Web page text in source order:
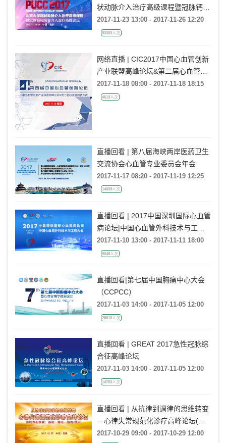
状动脉介入治疗高级课程暨冠脉钙化
病变介入治疗高峰论坛
2017-11-23 13:00 - 2017-11-26 12:20
53383人次
网络直播 | CIC2017中国心血管创新
产业联盟高峰论坛&第二届心血管创
新大赛
2017-11-18 08:00 - 2017-11-18 18:15
4613人次
直播回看 | 第八届海峡两岸医药卫生
交流协会心血管专业委员会年会
2017-11-17 08:20 - 2017-11-19 12:25
14838人次
直播回看 | 2017中国深圳国际心血管
病论坛|中国心血管外科技术与工程
大会
2017-11-10 13:00 - 2017-11-11 18:00
9048人次
直播回看|第七届中国胸痛中心大会
（CCPCC）
2017-11-03 14:00 - 2017-11-05 12:00
26610人次
直播回看 | GREAT 2017急性冠脉综
合征高峰论坛
2017-11-03 14:00 - 2017-11-05 12:00
14753人次
直播回看 | 从抗律到调律的思维转变
－心律失常规范化诊疗高峰论坛(安
徽站)
2017-10-29 09:00 - 2017-10-29 12:00